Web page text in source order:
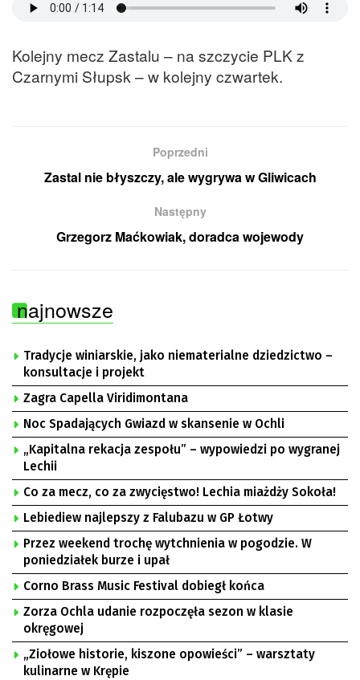
Kolejny mecz Zastalu – na szczycie PLK z
Czarnymi Słupsk – w kolejny czwartek.
Poprzedni
Zastal nie błyszczy, ale wygrywa w Gliwicach
Następny
Grzegorz Maćkowiak, doradca wojewody
najnowsze
Tradycje winiarskie, jako niematerialne dziedzictwo –
konsultacje i projekt
Zagra Capella Viridimontana
Noc Spadających Gwiazd w skansenie w Ochli
„Kapitalna rekacja zespołu” – wypowiedzi po wygranej
Lechii
Co za mecz, co za zwycięstwo! Lechia miażdży Sokoła!
Lebiediew najlepszy z Falubazu w GP Łotwy
Przez weekend trochę wytchnienia w pogodzie. W
poniedziałek burze i upał
Corno Brass Music Festival dobiegł końca
Zorza Ochla udanie rozpoczęła sezon w klasie
okręgowej
„Ziołowe historie, kiszone opowieści” – warsztaty
kulinarne w Krępie